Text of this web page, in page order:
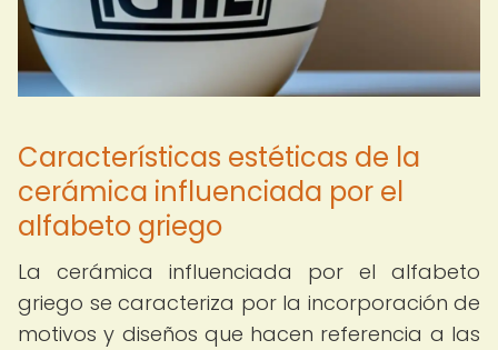
Características estéticas de la
cerámica influenciada por el
alfabeto griego
La cerámica influenciada por el alfabeto
griego se caracteriza por la incorporación de
motivos y diseños que hacen referencia a las